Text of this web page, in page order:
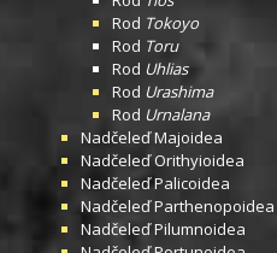
Rod Tokoyo
Rod Toru
Rod Uhlias
Rod Urashima
Rod Urnalana
NadčeleďMajoidea
NadčeleďOrithyioidea
NadčeleďPalicoidea
NadčeleďParthenopoidea
NadčeleďPilumnoidea